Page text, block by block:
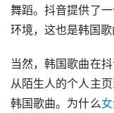
舞蹈。抖音提供了
环境，这也是韩国
当然，韩国歌曲在
从陌生人的个人主
韩国歌曲。为什么